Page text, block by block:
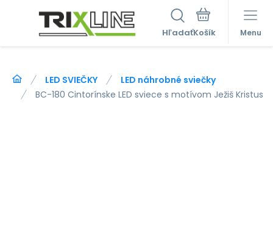
Hľadať Menu
LED SVIEČKY
LED náhrobné sviečky
BC-180 Cintorínske LED sviece s motívom Ježiš Kristus